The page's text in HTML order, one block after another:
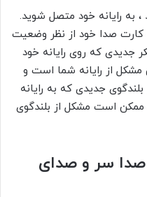
به رایانه خود متصل شوید.
کارت صدا خود از نظر وضعیت
جدیدی که روی رایانه خود
مشکل از رایانه شما است و
بلندگوی جدیدی که به رایانه
است مشکل از بلندگوی
صدا سر و صدای